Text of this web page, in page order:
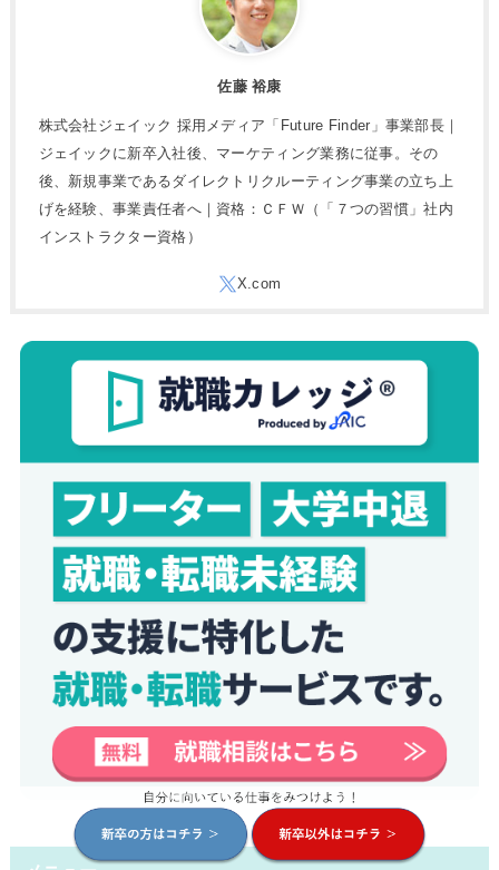
佐藤 裕康
株式会社ジェイック 採用メディア「Future Finder」事業部長｜
ジェイックに新卒入社後、マーケティング業務に従事。その
後、新規事業であるダイレクトリクルーティング事業の立ち上
げを経験、事業責任者へ｜資格：ＣＦＷ（「７つの習慣」社内
インストラクター資格）